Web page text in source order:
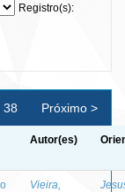
Registro(s):
38 Próximo >
Autor(es)
Vieira,